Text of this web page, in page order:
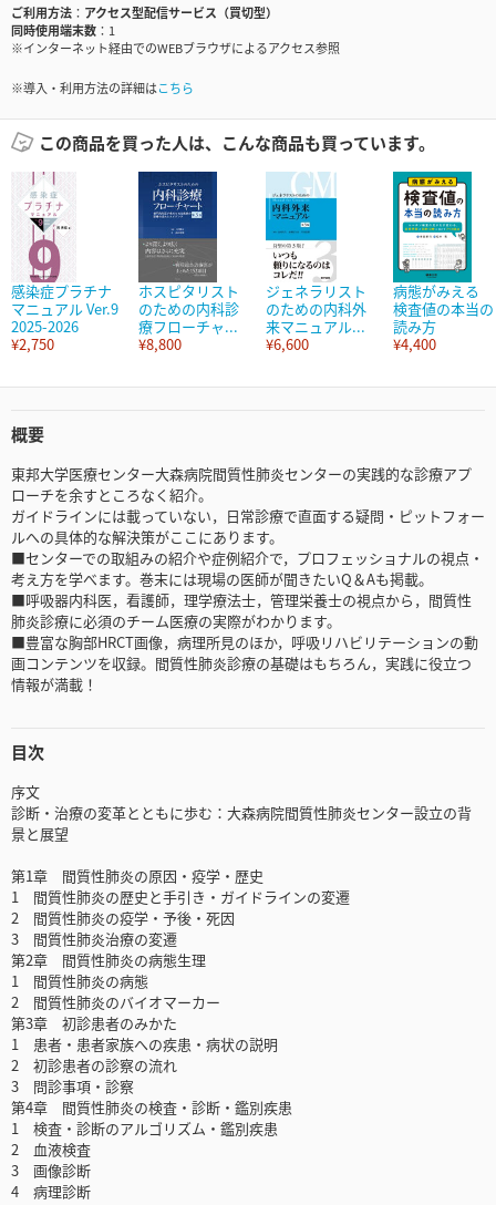
ご利用方法
アクセス型配信サービス（買切型）
同時使用端末数
1
※インターネット経由でのWEBブラウザによるアクセス参照
※導入・利用方法の詳細はこちら
この商品を買った人は、こんな商品も買っています。
感染症プラチナ
マニュアル Ver.9
2025-2026
¥2,750
ホスピタリスト
のための内科診
療フローチャ...
¥8,800
ジェネラリスト
のための内科外
来マニュアル...
¥6,600
病態がみえる
検査値の本当の
読み方
¥4,400
概要
東邦大学医療センター大森病院間質性肺炎センターの実践的な診療アプ
ローチを余すところなく紹介。
ガイドラインには載っていない，日常診療で直面する疑問・ピットフォー
ルへの具体的な解決策がここにあります。
■センターでの取組みの紹介や症例紹介で，プロフェッショナルの視点・
考え方を学べます。巻末には現場の医師が聞きたいQ＆Aも掲載。
■呼吸器内科医，看護師，理学療法士，管理栄養士の視点から，間質性
肺炎診療に必須のチーム医療の実際がわかります。
■豊富な胸部HRCT画像，病理所見のほか，呼吸リハビリテーションの動
画コンテンツを収録。間質性肺炎診療の基礎はもちろん，実践に役立つ
情報が満載！
目次
序文
診断・治療の変革とともに歩む：大森病院間質性肺炎センター設立の背
景と展望
第1章 間質性肺炎の原因・疫学・歴史
1 間質性肺炎の歴史と手引き・ガイドラインの変遷
2 間質性肺炎の疫学・予後・死因
3 間質性肺炎治療の変遷
第2章 間質性肺炎の病態生理
1 間質性肺炎の病態
2 間質性肺炎のバイオマーカー
第3章 初診患者のみかた
1 患者・患者家族への疾患・病状の説明
2 初診患者の診察の流れ
3 問診事項・診察
第4章 間質性肺炎の検査・診断・鑑別疾患
1 検査・診断のアルゴリズム・鑑別疾患
2 血液検査
3 画像診断
4 病理診断